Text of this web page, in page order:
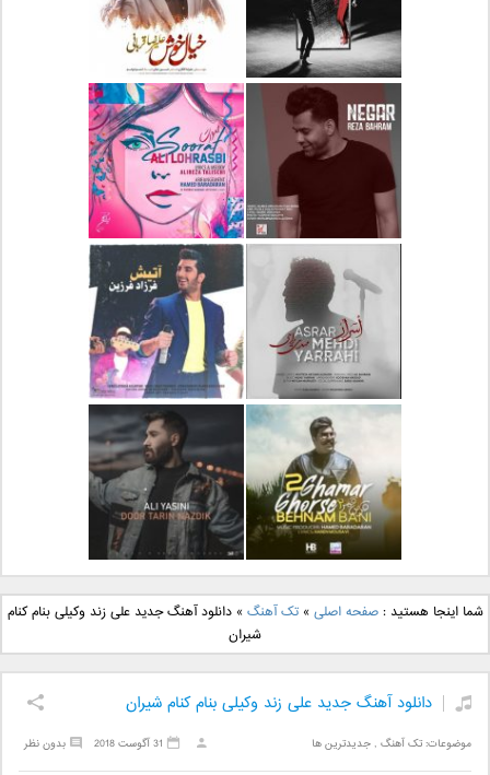
دانلود آلبوم جدید سیروان
خسروی بنام مونولوگ
دانلود آهنگ جدید علیرضا
قربانی بنام خیال خوش
دانلود آهنگ جدید رضا
بهرام بنام نگار
دانلود آهنگ جدید علی
لهراسبی بنام صورت
دانلود آهنگ جدید مهدی
یراحی بنام اسرار
دانلود آهنگ جدید فرزاد
فرزین بنام آتیش
دانلود آهنگ جدید بهنام
بانی بنام قرص قمر 2
دانلود آهنگ جدید علی
یاسینی بنام دورترین نزدیک
شما اینجا هستید :صفحه اصلی »تک آهنگ »دانلود آهنگ جدید علی زند وکیلی بنام کنام
شیران
دانلود آهنگ جدید علی زند وکیلی بنام کنام شیران
موضوعات:تک آهنگ ,جدیدترین ها بدون نظر 31 آگوست 2018